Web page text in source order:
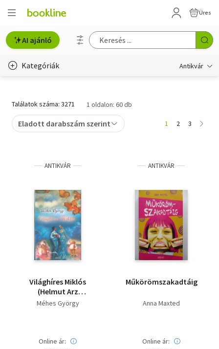
Üres
AI ajánló
Kategóriák Antikvár
Életmód, egészség
Hobbi, szabadidő
Idegen nyelvű
Irodalom
Minikönyv
Művészet
Szótár, nyelvkönyv
Találatok száma: 3271 1 oldalon: 60 db
Eladott darabszám szerint 1 2 3
ANTIKVÁR
Világhíres Miklós
(Helmut Arz
illusztrációival)
Méhes György
Online ár:
ANTIKVÁR
Műkörömszakadtáig
Anna Maxted
Online ár: